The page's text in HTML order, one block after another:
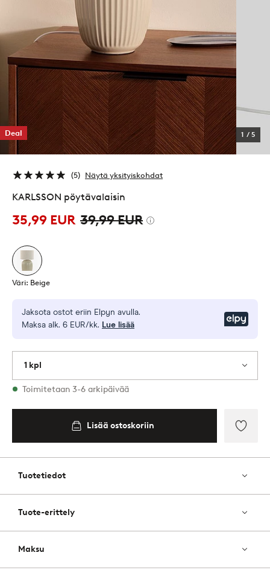
Deal 1 / 5
5 Näytä yksityiskohdat
KARLSSON pöytävalaisin
35,99 EUR 39,99 EUR
Väri: Beige
Jaksota ostot eriin Elpyn avulla.
Maksa alk. 6 EUR/kk. Lue lisää
1 kpl
Varastossa
Toimitetaan 3-6 arkipäivää
Lisää ostoskoriin
Tuotetiedot
Tuote-erittely
Maksu